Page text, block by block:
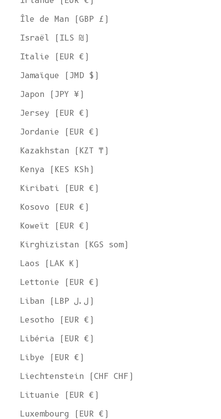
Île de Man (GBP £)
Israël (ILS ₪)
Italie (EUR €)
Jamaïque (JMD $)
Japon (JPY ¥)
Jersey (EUR €)
Jordanie (EUR €)
Kazakhstan (KZT ₸)
Kenya (KES KSh)
Kiribati (EUR €)
Kosovo (EUR €)
Koweït (EUR €)
Kirghizistan (KGS som)
Laos (LAK ₭)
Lettonie (EUR €)
Liban (LBP ل.ل)
Lesotho (EUR €)
Libéria (EUR €)
Libye (EUR €)
Liechtenstein (CHF CHF)
Lituanie (EUR €)
Luxembourg (EUR €)